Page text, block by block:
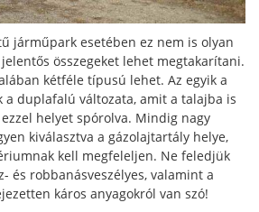
járműpark esetében ez nem is olyan
összegeket lehet megtakarítani.
kétféle típusú lehet. Az egyik a
a duplafalú változata, amit a talajba is
helyet spórolva. Mindig nagy
kiválasztva a gázolajtartály helye,
kell megfeleljen. Ne feledjük
és robbanásveszélyes, valamint a
káros anyagokról van szó!